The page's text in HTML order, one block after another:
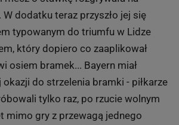
dodatku teraz przyszło jej się
typowanym do triumfu w Lidze
który dopiero co zaaplikował
osiem bramek... Bayern miał
do strzelenia bramki - piłkarze
tylko raz, po rzucie wolnym
mimo gry z przewagą jednego